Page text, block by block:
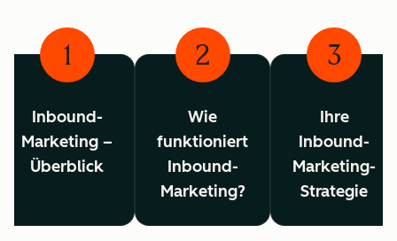
1
Inbound-
Marketing –
Überblick
2
Wie
funktioniert
Inbound-
Marketing?
3
Ihre
Inbound-
Marketing-
Strategie